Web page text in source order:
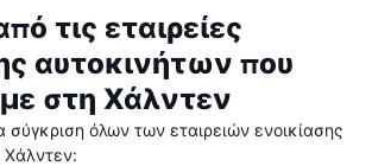
τις εταιρείες
αυτοκινήτων που
στη Χάλντεν
όλων των εταιρειών ενοικίασης
Χάλντεν: